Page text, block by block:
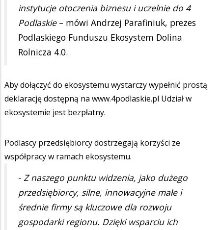
instytucje otoczenia biznesu i uczelnie do 4
Podlaskie– mówi Andrzej Parafiniuk, prezes
Podlaskiego Funduszu Ekosystem Dolina
Rolnicza 4.0.
Aby dołączyć do ekosystemu wystarczy wypełnić prostą
deklarację dostępną na www.4podlaskie.pl Udział w
ekosystemie jest bezpłatny.
Podlascy przedsiębiorcy dostrzegają korzyści ze
współpracy w ramach ekosystemu.
- Z naszego punktu widzenia, jako dużego
przedsiębiorcy, silne, innowacyjne małe i
średnie firmy są kluczowe dla rozwoju
gospodarki regionu. Dzięki wsparciu ich